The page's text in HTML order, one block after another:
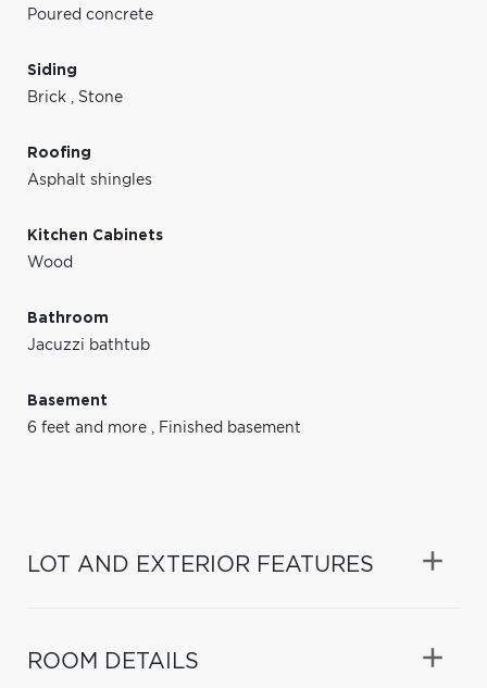
Poured concrete
Siding
Brick , Stone
Roofing
Asphalt shingles
Kitchen Cabinets
Wood
Bathroom
Jacuzzi bathtub
Basement
6 feet and more , Finished basement
LOT AND EXTERIOR FEATURES
ROOM DETAILS